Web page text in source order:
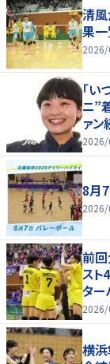
清
果一
「
ニ”
ァ
8月
前
スト
ター
横